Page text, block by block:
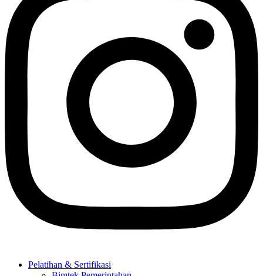
Pelatihan & Sertifikasi